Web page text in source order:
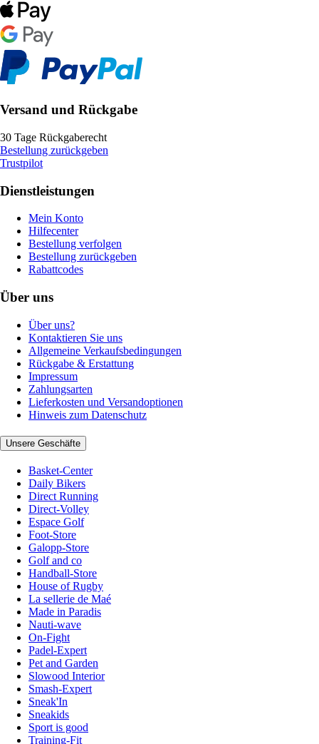
Versand und Rückgabe
30 Tage Rückgaberecht
Bestellung zurückgeben
Trustpilot
Dienstleistungen
Mein Konto
Hilfecenter
Bestellung verfolgen
Bestellung zurückgeben
Rabattcodes
Über uns
Über uns?
Kontaktieren Sie uns
Allgemeine Verkaufsbedingungen
Rückgabe & Erstattung
Impressum
Zahlungsarten
Lieferkosten und Versandoptionen
Hinweis zum Datenschutz
Unsere Geschäfte
Basket-Center
Daily Bikers
Direct Running
Direct-Volley
Espace Golf
Foot-Store
Galopp-Store
Golf and co
Handball-Store
House of Rugby
La sellerie de Maé
Made in Paradis
Nauti-wave
On-Fight
Padel-Expert
Pet and Garden
Slowood Interior
Smash-Expert
Sneak'In
Sneakids
Sport is good
Training-Fit